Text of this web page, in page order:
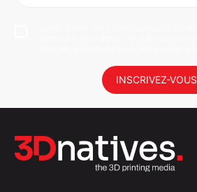
INSCRIVEZ-VOUS